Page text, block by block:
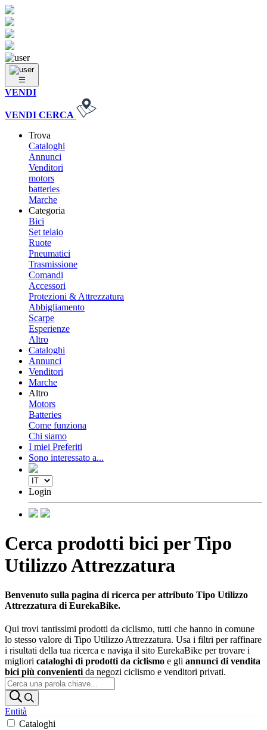
VENDI
VENDI CERCA
Trova
Cataloghi
Annunci
Venditori
motors
batteries
Marche
Categoria
Bici
Set telaio
Ruote
Pneumatici
Trasmissione
Comandi
Accessori
Protezioni & Attrezzatura
Abbigliamento
Scarpe
Esperienze
Altro
Cataloghi
Annunci
Venditori
Marche
Altro
Motors
Batteries
Come funziona
Chi siamo
I miei Preferiti
Sono interessato a...
Login
Cerca prodotti bici per Tipo
Utilizzo Attrezzatura
Benvenuto sulla pagina di ricerca per attributo Tipo Utilizzo
Attrezzatura di EurekaBike.
Qui trovi tantissimi prodotti da ciclismo, tutti che hanno in comune
lo stesso valore di Tipo Utilizzo Attrezzatura. Usa i filtri per raffinare
i risultati della tua ricerca e naviga il sito EurekaBike per trovare i
migliori cataloghi di prodotti da ciclismo e gli annunci di vendita
bici più convenienti da negozi ciclismo e venditori privati.
Entità
Cataloghi